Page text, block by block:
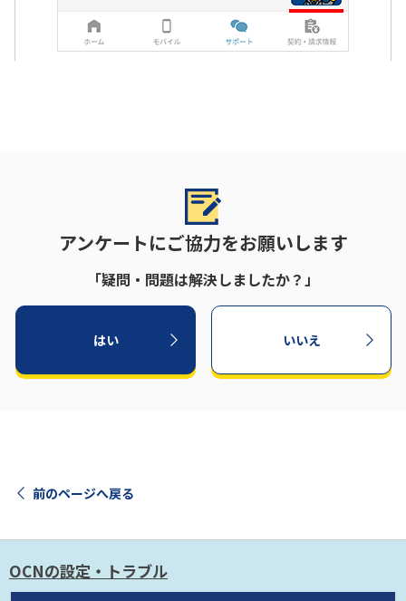
アンケートにご協力をお願いします
「疑問・問題は解決しましたか？」
はい いいえ
前のページへ戻る
OCNの設定・トラブル